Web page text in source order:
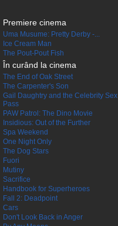
Premiere cinema
Uma Musume: Pretty Derby -...
Ice Cream Man
The Pout-Pout Fish
În curând la cinema
The End of Oak Street
The Carpenter's Son
Gail Daughtry and the Celebrity Sex
Pass
PAW Patrol: The Dino Movie
Insidious: Out of the Further
Spa Weekend
One Night Only
The Dog Stars
Fuori
Mutiny
Sacrifice
Handbook for Superheroes
Fall 2: Deadpoint
Cars
Don't Look Back in Anger